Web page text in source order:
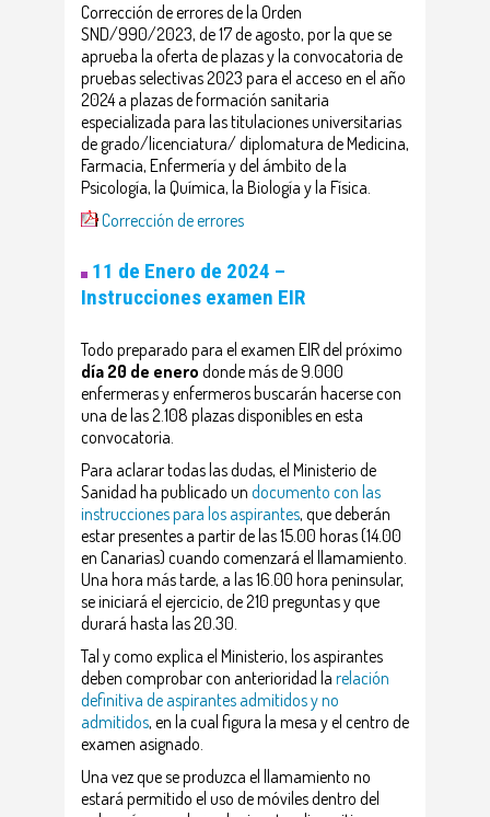
Corrección de errores de la Orden
SND/990/2023, de 17 de agosto, por la que se
aprueba la oferta de plazas y la convocatoria de
pruebas selectivas 2023 para el acceso en el año
2024 a plazas de formación sanitaria
especializada para las titulaciones universitarias
de grado/licenciatura/ diplomatura de Medicina,
Farmacia, Enfermería y del ámbito de la
Psicología, la Química, la Biología y la Física.
Corrección de errores
11 de Enero de 2024 –
Instrucciones examen EIR
Todo preparado para el examen EIR del próximo
día 20 de enero donde más de 9.000
enfermeras y enfermeros buscarán hacerse con
una de las 2.108 plazas disponibles en esta
convocatoria.
Para aclarar todas las dudas, el Ministerio de
Sanidad ha publicado un documento con las
instrucciones para los aspirantes, que deberán
estar presentes a partir de las 15.00 horas (14.00
en Canarias) cuando comenzará el llamamiento.
Una hora más tarde, a las 16.00 hora peninsular,
se iniciará el ejercicio, de 210 preguntas y que
durará hasta las 20.30.
Tal y como explica el Ministerio, los aspirantes
deben comprobar con anterioridad la relación
definitiva de aspirantes admitidos y no
admitidos, en la cual figura la mesa y el centro de
examen asignado.
Una vez que se produzca el llamamiento no
estará permitido el uso de móviles dentro del